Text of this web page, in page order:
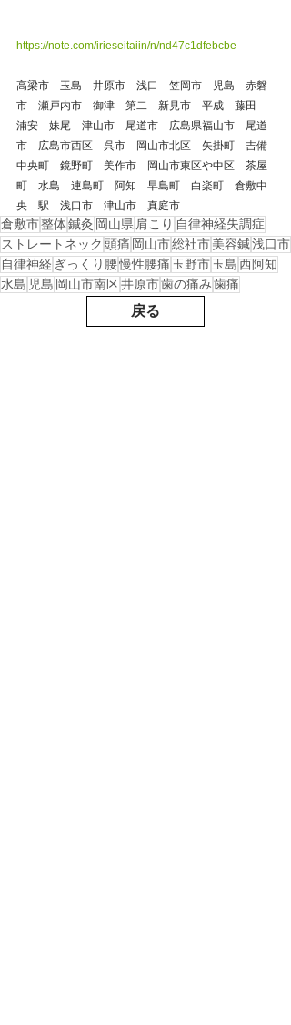
https://note.com/irieseitaiin/n/nd47c1dfebcbe
高梁市　玉島　井原市　浅口　笠岡市　児島　赤磐
市　瀬戸内市　御津　第二　新見市　平成　藤田
浦安　妹尾　津山市　尾道市　広島県福山市　尾道
市　広島市西区　呉市　岡山市北区　矢掛町　吉備
中央町　鏡野町　美作市　岡山市東区や中区　茶屋
町　水島　連島町　阿知　早島町　白楽町　倉敷中
央　駅　浅口市　津山市　真庭市
倉敷市整体鍼灸 岡山県 肩こり 自律神経失調症
ストレートネック 頭痛 岡山市総社市美容鍼浅口市
自律神経 ぎっくり腰慢性腰痛 玉野市玉島西阿知
水島 児島 岡山市南区井原市歯の痛み歯痛
戻る